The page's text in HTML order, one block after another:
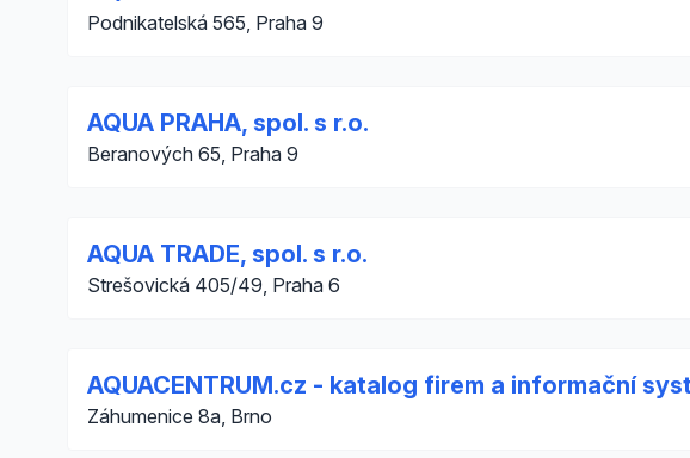
Podnikatelská 565, Praha 9
AQUA PRAHA, spol. s r.o.
Beranových 65, Praha 9
AQUA TRADE, spol. s r.o.
Strešovická 405/49, Praha 6
AQUACENTRUM.cz - katalog firem a informační
Záhumenice 8a, Brno